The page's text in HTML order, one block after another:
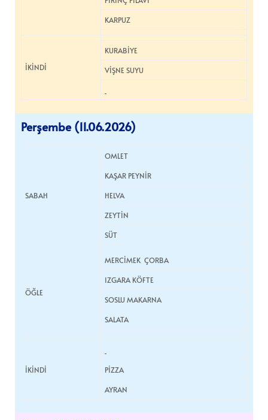
KARPUZ
İKİNDİ
KURABİYE
VİŞNE SUYU
Perşembe (11.06.2026)
SABAH
OMLET
KAŞAR PEYNİR
HELVA
ZEYTİN
SÜT
ÖĞLE
MERCİMEK ÇORBA
IZGARA KÖFTE
SOSLU MAKARNA
SALATA
İKİNDİ PİZZA
AYRAN